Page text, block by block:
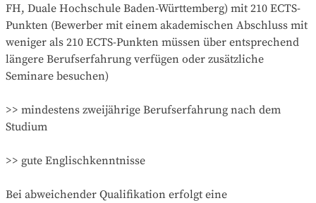
FH, Duale Hochschule Baden-Württemberg) mit 210 ECTS-
Punkten (Bewerber mit einem akademischen Abschluss mit
weniger als 210 ECTS-Punkten müssen über entsprechend
längere Berufserfahrung verfügen oder zusätzliche
Seminare besuchen)
>> mindestens zweijährige Berufserfahrung nach dem
Studium
>> gute Englischkenntnisse
Bei abweichender Qualifikation erfolgt eine